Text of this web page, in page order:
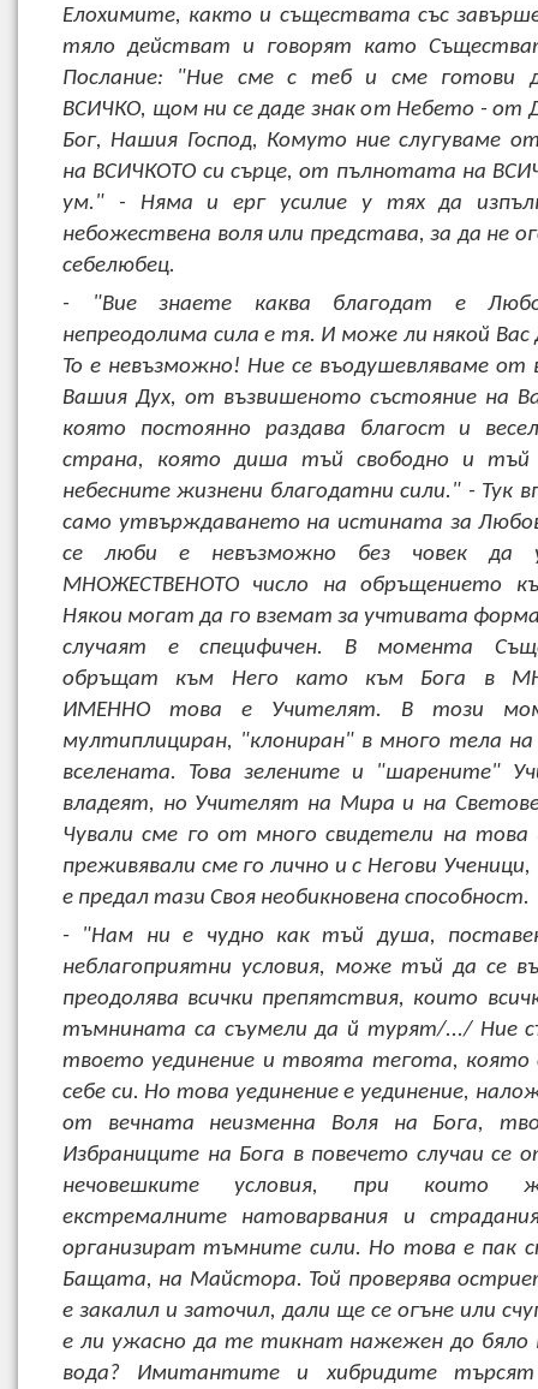
Елохимите, както и съществата със
тяло действат и говорят като
Послание: "Ние сме с теб и сме готови
ВСИЧКО, щом ни се даде знак от Небето - от
Бог, Нашия Господ, Комуто ние слугуваме
на ВСИЧКОТО си сърце, от пълнотата на
ум." - Няма и ерг усилие у тях да
небожествена воля или представа, за да не
себелюбец.
- "Вие знаете каква благодат е
непреодолима сила е тя. И може ли някой Вас
То е невъзможно! Ние се въодушевляваме
Вашия Дух, от възвишеното състояние на
която постоянно раздава благост и
страна, която диша тъй свободно и тъй
небесните жизнени благодатни сили." - Тук
само утвърждаването на истината за
се люби е невъзможно без човек да
МНОЖЕСТВЕНОТО число на обръщението
Някои могат да го вземат за учтивата
случаят е специфичен. В момента
обръщат към Него като към Бога в
ИМЕННО това е Учителят. В този
мултиплициран, "клониран" в много тела
вселената. Това зелените и "шарените"
владеят, но Учителят на Мира и на
Чували сме го от много свидетели на това
преживявали сме го лично и с Негови
е предал тази Своя необикновена способност.
- "Нам ни е чудно как тъй душа,
неблагоприятни условия, може тъй да се
преодолява всички препятствия, които
тъмнината са съумели да й турят/.../ Ние
твоето уединение и твоята тегота, която
себе си. Но това уединение е уединение,
от вечната неизменна Воля на Бога,
Избраниците на Бога в повечето случаи се
нечовешките условия, при които
екстремалните натоварвания и
организират тъмните сили. Но това е пак
Бащата, на Майстора. Той проверява
е закалил и заточил, дали ще се огъне или
е ли ужасно да те тикнат нажежен до бяло
вода? Имитантите и хибридите